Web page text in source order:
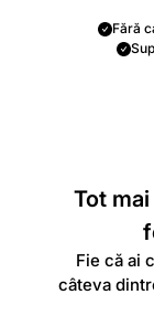
Fără
Tot
Fie că ai
câteva